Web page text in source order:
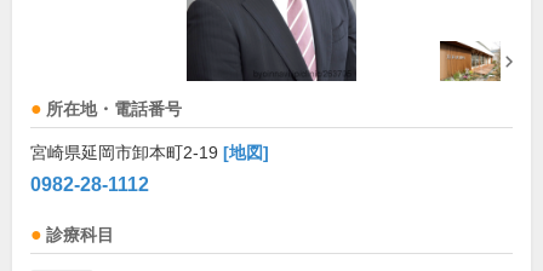
所在地・電話番号
宮崎県延岡市卸本町2-19 [地図]
0982-28-1112
診療科目